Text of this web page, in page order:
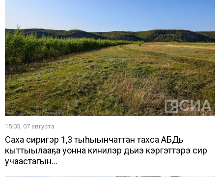
15:03, 07 августа
Саха сиригэр 1,3 тыһыынчаттан тахса АБДь
кыттыылааҕа уонна кинилэр дьиэ кэргэттэрэ сир
учаастагын...